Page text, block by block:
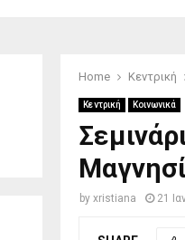
Home Κεντρική
Κεντρική Κοινωνικά
by xristiana 21